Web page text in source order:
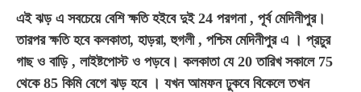
এই ঝড় এ সবচেয়ে বেশি ক্ষতি হইবে দুই 24 পরগনা , পূর্ব মেদিনীপুর।
তারপর ক্ষতি হবে কলকাতা, হাড়রা, হুগলী , পশ্চিম মেদিনীপুর এ । প্রচুর
গাছ ও বাড়ি , লাইষ্টপোস্ট ও পড়বে। কলকাতা যে 20 তারিখ সকালে 75
থেকে 85 কিমি বেগে ঝড় হবে । যখন আমফন ঢুকবে বিকেলে তখন